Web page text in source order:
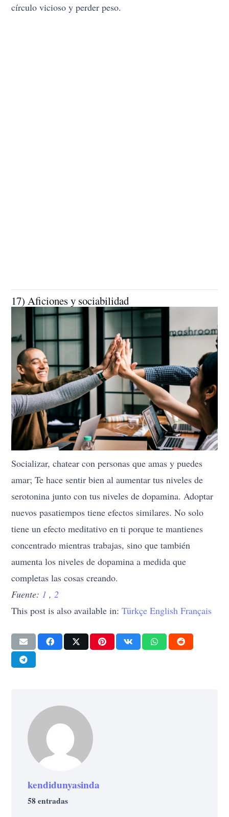
círculo vicioso y perder peso.
17) Aficiones y sociabilidad
Socializar, chatear con personas que amas y puedes
amar; Te hace sentir bien al aumentar tus niveles de
serotonina junto con tus niveles de dopamina. Adoptar
nuevos pasatiempos tiene efectos similares. No solo
tiene un efecto meditativo en ti porque te mantienes
concentrado mientras trabajas, sino que también
aumenta los niveles de dopamina a medida que
completas las cosas creando.
Fuente: 1 ,2
This post is also available in:Türkçe English Français
kendidunyasinda
58 entradas